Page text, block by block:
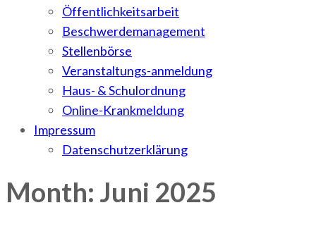
Öffentlichkeitsarbeit
Beschwerdemanagement
Stellenbörse
Veranstaltungs-anmeldung
Haus- & Schulordnung
Online-Krankmeldung
Impressum
Datenschutzerklärung
Month: Juni 2025